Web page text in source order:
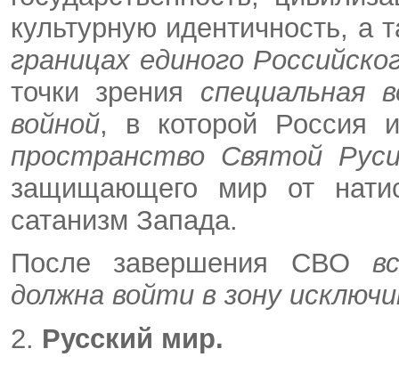
культурную идентичность,
границах единого
точки зрения специальная
войной, в которой
пространство Святой
защищающего мир от
сатанизм Запада.
После завершения СВО
должна войти в зону
2. Русский мир.